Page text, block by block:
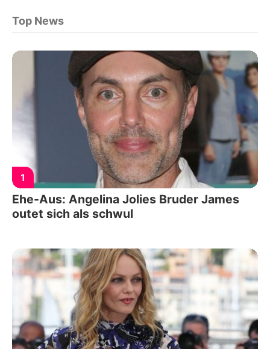
Top News
1
Ehe-Aus: Angelina Jolies Bruder James
outet sich als schwul